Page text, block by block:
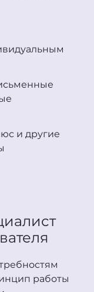
и другие
работы